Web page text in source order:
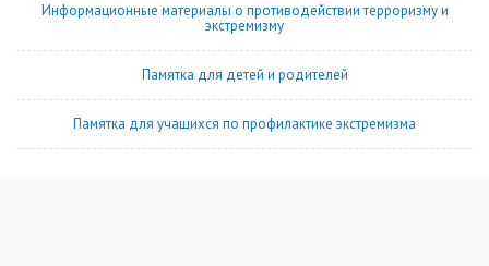
Информационные материалы о противодействии терроризму и
экстремизму
Памятка для детей и родителей
Памятка для учащихся по профилактике экстремизма